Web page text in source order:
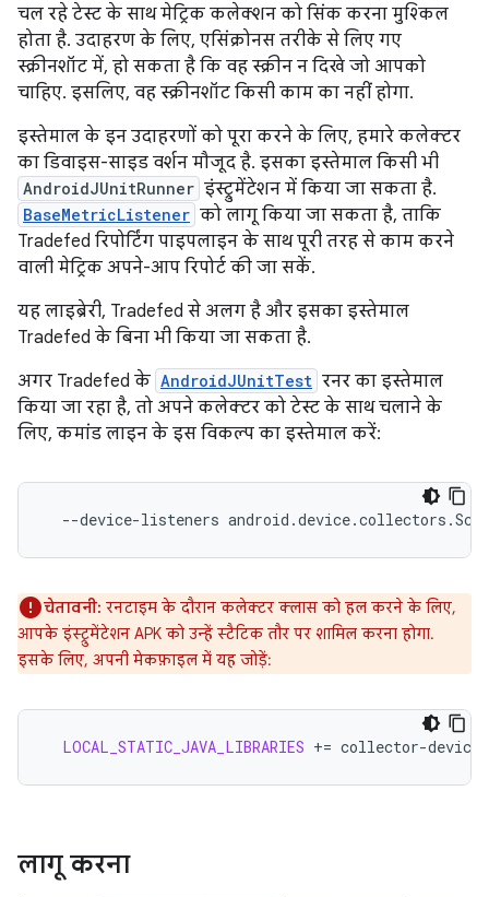
चल रहे टेस्ट के साथ मेट्रिक कलेक्शन को सिंक करना मुश्किल
होता है. उदाहरण के लिए, एसिंक्रोनस तरीके से लिए गए
स्क्रीनशॉट में, हो सकता है कि वह स्क्रीन न दिखे जो आपको
चाहिए. इसलिए, वह स्क्रीनशॉट किसी काम का नहीं होगा.
इस्तेमाल के इन उदाहरणों को पूरा करने के लिए, हमारे कलेक्टर
का डिवाइस-साइड वर्शन मौजूद है. इसका इस्तेमाल किसी भी
AndroidJUnitRunner इंस्ट्रुमेंटेशन में किया जा सकता है.
BaseMetricListener को लागू किया जा सकता है, ताकि
Tradefed रिपोर्टिंग पाइपलाइन के साथ पूरी तरह से काम करने
वाली मेट्रिक अपने-आप रिपोर्ट की जा सकें.
यह लाइब्रेरी, Tradefed से अलग है और इसका इस्तेमाल
Tradefed के बिना भी किया जा सकता है.
अगर Tradefed के AndroidJUnitTest रनर का इस्तेमाल
किया जा रहा है, तो अपने कलेक्टर को टेस्ट के साथ चलाने के
लिए, कमांड लाइन के इस विकल्प का इस्तेमाल करें:
--device-listeners
चेतावनी: रनटाइम के दौरान कलेक्टर क्लास को हल करने के लिए,
आपके इंस्ट्रुमेंटेशन APK को उन्हें स्टैटिक तौर पर शामिल करना होगा.
इसके लिए, अपनी मेकफ़ाइल में यह जोड़ें:
LOCAL_STATIC_JAVA_LIBRARIES +=
लागू करना